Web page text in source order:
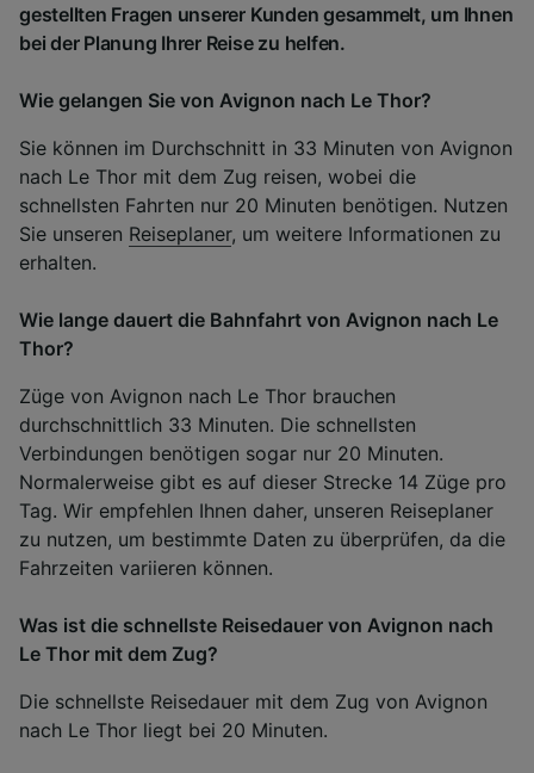
gestellten Fragen unserer Kunden gesammelt, um Ihnen
bei der Planung Ihrer Reise zu helfen.
Wie gelangen Sie von Avignon nach Le Thor?
Sie können im Durchschnitt in 33 Minuten von Avignon
nach Le Thor mit dem Zug reisen, wobei die
schnellsten Fahrten nur 20 Minuten benötigen. Nutzen
Sie unseren Reiseplaner, um weitere Informationen zu
erhalten.
Wie lange dauert die Bahnfahrt von Avignon nach Le
Thor?
Züge von Avignon nach Le Thor brauchen
durchschnittlich 33 Minuten. Die schnellsten
Verbindungen benötigen sogar nur 20 Minuten.
Normalerweise gibt es auf dieser Strecke 14 Züge pro
Tag. Wir empfehlen Ihnen daher, unseren Reiseplaner
zu nutzen, um bestimmte Daten zu überprüfen, da die
Fahrzeiten variieren können.
Was ist die schnellste Reisedauer von Avignon nach
Le Thor mit dem Zug?
Die schnellste Reisedauer mit dem Zug von Avignon
nach Le Thor liegt bei 20 Minuten.